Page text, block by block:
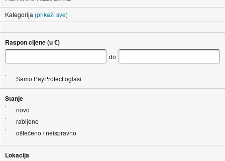
Kategorija (prikaži sve)
Raspon cijene (u €)
do
Samo PayProtect oglasi
Stanje
novo
rabljeno
oštećeno / neispravno
Lokacija